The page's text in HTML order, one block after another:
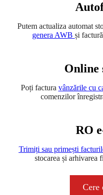
Putem actualiza automat
genera AWB și
Online
Poți factura vânzările cu
comenzilor
RO
Trimiți sau primești
stocarea și arhivarea
Cere